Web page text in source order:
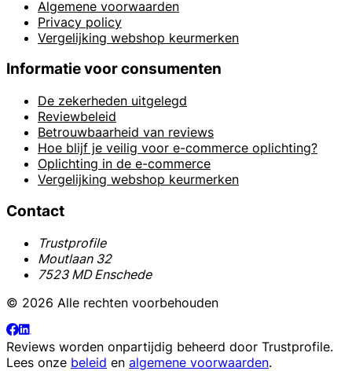
Algemene voorwaarden
Privacy policy
Vergelijking webshop keurmerken
Informatie voor consumenten
De zekerheden uitgelegd
Reviewbeleid
Betrouwbaarheid van reviews
Hoe blijf je veilig voor e-commerce oplichting?
Oplichting in de e-commerce
Vergelijking webshop keurmerken
Contact
Trustprofile
Moutlaan 32
7523 MD Enschede
© 2026 Alle rechten voorbehouden
Reviews worden onpartijdig beheerd door Trustprofile.
Lees onze beleid en algemene voorwaarden.